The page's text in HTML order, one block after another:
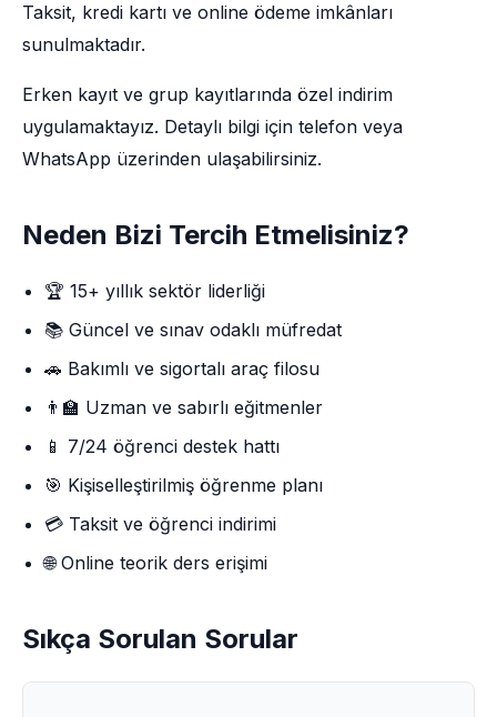
Taksit, kredi kartı ve online ödeme imkânları
sunulmaktadır.
Erken kayıt ve grup kayıtlarında özel indirim
uygulamaktayız. Detaylı bilgi için telefon veya
WhatsApp üzerinden ulaşabilirsiniz.
Neden Bizi Tercih Etmelisiniz?
🏆 15+ yıllık sektör liderliği
📚 Güncel ve sınav odaklı müfredat
🚗 Bakımlı ve sigortalı araç filosu
👨‍🏫 Uzman ve sabırlı eğitmenler
📱 7/24 öğrenci destek hattı
🎯 Kişiselleştirilmiş öğrenme planı
💳 Taksit ve öğrenci indirimi
🌐 Online teorik ders erişimi
Sıkça Sorulan Sorular